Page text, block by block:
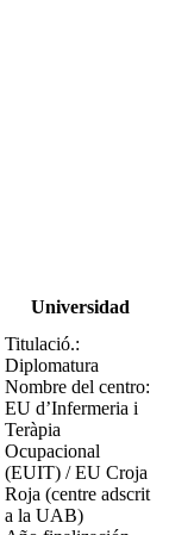
Universidad
Titulació.:
Diplomatura
Nombre del centro:
EU d’Infermeria i
Teràpia
Ocupacional
(EUIT) / EU Croja
Roja (centre adscrit
a la UAB)